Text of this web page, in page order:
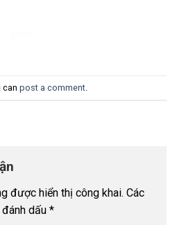
can post a comment
được hiển thị công khai. Các
dấu *